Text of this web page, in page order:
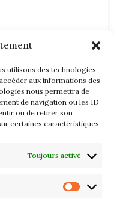
utilisons des technologies
aux informations des
nous permettra de
de navigation ou les ID
ou de retirer son
certaines caractéristiques
Toujours activé